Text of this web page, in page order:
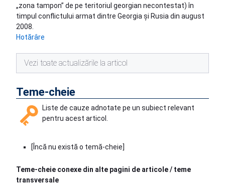
„zona tampon” de pe teritoriul georgian necontestat) în
timpul conflictului armat dintre Georgia și Rusia din august
2008.
Hotărâre
Vezi toate actualizările la articol
Teme-cheie
Liste de cauze adnotate pe un subiect relevant
pentru acest articol.
[Încă nu există o temă-cheie]
Teme-cheie conexe din alte pagini de articole / teme
transversale